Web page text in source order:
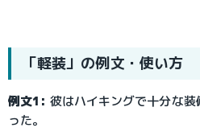
「軽装」の例文・使い方
例文1: 彼はハイキングで十分な
った。